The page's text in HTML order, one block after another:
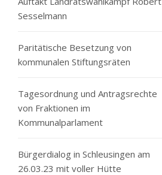
Sesselmann
Paritätische Besetzung von
kommunalen Stiftungsräten
Tagesordnung und Antragsrechte
von Fraktionen im
Kommunalparlament
Bürgerdialog in Schleusingen am
26.03.23 mit voller Hütte